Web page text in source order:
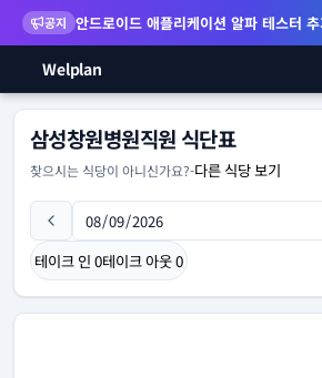
공지 안드로이드 애플리케이션 알파 테스터
Welplan
삼성창원병원직원 식단표
찾으시는 식당이 아니신가요?-다른 식당 보기
테이크 인 0테이크 아웃0